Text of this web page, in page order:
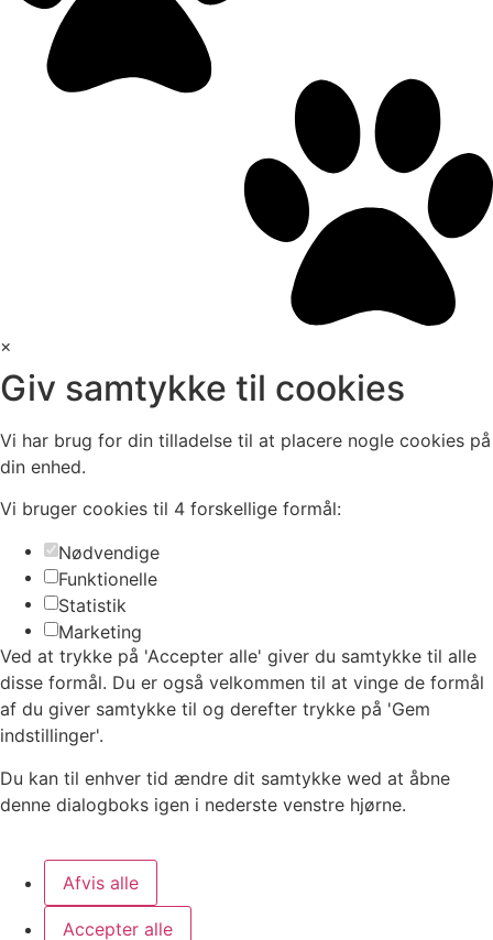
×
Giv samtykke til cookies
Vi har brug for din tilladelse til at placere nogle cookies på
din enhed.
Vi bruger cookies til 4 forskellige formål:
Nødvendige
Funktionelle
Statistik
Marketing
Ved at trykke på 'Accepter alle' giver du samtykke til alle
disse formål. Du er også velkommen til at vinge de formål
af du giver samtykke til og derefter trykke på 'Gem
indstillinger'.
Du kan til enhver tid ændre dit samtykke wed at åbne
denne dialogboks igen i nederste venstre hjørne.
Afvis alle
Accepter alle